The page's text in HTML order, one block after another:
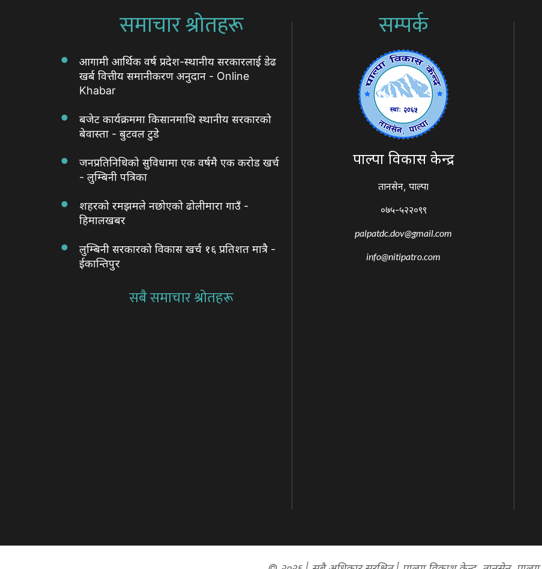
समाचार श्रोतहरू
आगामी आर्थिक वर्ष प्रदेश-स्थानीय सरकारलाई डेढ
खर्ब वित्तीय समानीकरण अनुदान - Online
Khabar
बजेट कार्यक्रममा किसानमाथि स्थानीय सरकारको
बेवास्ता - बुटवल टुडे
जनप्रतिनिधिको सुविधामा एक वर्षमै एक करोड खर्च
- लुम्बिनी पत्रिका
शहरको रमझमले नछोएको ढोलीमारा गाउँ -
हिमालखबर
लुम्बिनी सरकारको विकास खर्च १६ प्रतिशत मात्रै -
ईकान्तिपुर
सबै समाचार श्रोतहरू
सम्पर्क
पाल्पा विकास केन्द्र
तानसेन, पाल्पा
०७५-५२२०९९
palpatdc.dov@gmail.com
info@nitipatro.com